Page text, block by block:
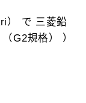
） で 三菱鉛
G2規格） ）